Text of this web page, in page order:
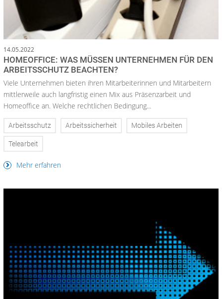
14.05.2022
HOMEOFFICE: WAS MÜSSEN UNTERNEHMEN FÜR DEN
ARBEITSSCHUTZ BEACHTEN?
Viele Unternehmen bieten ihren Mitarbeiterinnen und Mitarbeitern
mittlerweile auch langfristig einen Mix aus Präsenzarbeit und
Homeoffice an. Welche rechtlichen Bedingung...
Arbeitsschutz Arbeitssicherheit Mobiles Arbeiten
Telearbeit
Mehr erfahren